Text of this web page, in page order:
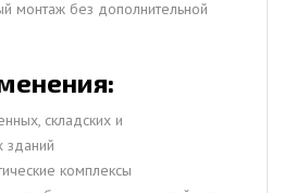
монтаж без дополнительной
складских и
зданий
комплексы